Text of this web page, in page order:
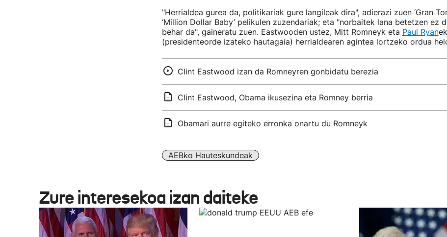
"Herrialdea gurea da, politikariak gure langileak dira", adierazi zuen ‘Gran
‘Million Dollar Baby’ pelikulen zuzendariak; eta "norbaitek lana betetzen ez
behar da", gaineratu zuen. Eastwooden ustez, Mitt Romneyk eta Paul Ryanek
(presidenteorde izateko hautagaia) herrialdearen agintea lortzeko ordua
Clint Eastwood izan da Romneyren gonbidatu berezia
Clint Eastwood, Obama ikusezina eta Romney berria
Obamari aurre egiteko erronka onartu du Romneyk
AEBko Hauteskundeak
Zure interesekoa izan daiteke